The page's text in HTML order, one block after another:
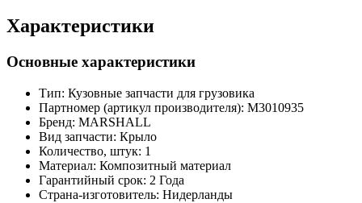
Характеристики
Основные характеристики
Тип: Кузовные запчасти для грузовика
Партномер (артикул производителя): M3010935
Бренд: MARSHALL
Вид запчасти: Крыло
Количество, штук: 1
Материал: Композитный материал
Гарантийный срок: 2 Года
Страна-изготовитель: Нидерланды